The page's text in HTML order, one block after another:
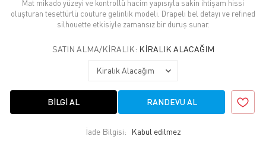
Mat mikado yüzeyi ve kontrollü hacim yapısıyla sakin ihtişam hissi
oluşturan tesettürlü couture gelinlik modeli. Drapeli bel detayı ve refined
silhouette etkisiyle zamansız bir duruş sunar.
SATIN ALMA/KIRALIK: KIRALIK ALACAĞIM
BILGI AL RANDEVU AL
İade Bilgisi: